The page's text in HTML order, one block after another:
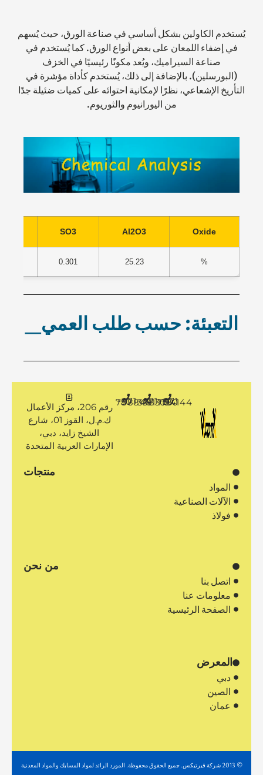
يُستخدم الكاولين بشكل أساسي في صناعة الورق، حيث يُسهم
في إضفاء اللمعان على بعض أنواع الورق. كما يُستخدم في
صناعة السيراميك، ويُعد مكونًا رئيسيًا في الخزف
(البورسلين). بالإضافة إلى ذلك، يُستخدم كأداة مؤشرة في
التأريخ الإشعاعي، نظرًا لإمكانية احتوائه على كميات ضئيلة جدًا
من اليورانيوم والثوريوم.
Oxide
Al2O3
SO3
%
25.23
0.301
التعبئة: حسب طلب العميل.
+971 50 1194144
+971 4 3883080
+971 50 7888481
رقم 206، مركز الأعمال
ك.م.ل، القوز 01، شارع
الشيخ زايد، دبي،
الإمارات العربية المتحدة
منتجات
المواد
الآلات الصناعية
فولاذ
من نحن
اتصل بنا
معلومات عنا
الصفحة الرئيسية
المعرض
دبي
الصين
عمان
© 2013 شركة فيرتيكس. جميع الحقوق محفوظة. المورد الرائد لمواد المسابك والمواد المعدنية